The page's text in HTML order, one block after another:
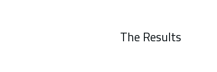
The Results